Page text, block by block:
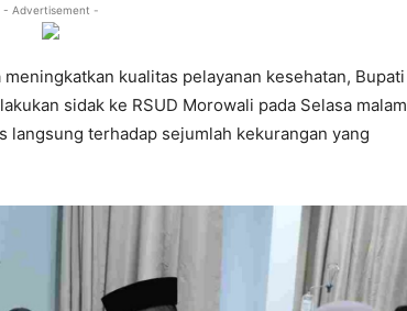
- Advertisement -
meningkatkan kualitas pelayanan kesehatan, Bupati
sidak ke RSUD Morowali pada Selasa malam
terhadap sejumlah kekurangan yang